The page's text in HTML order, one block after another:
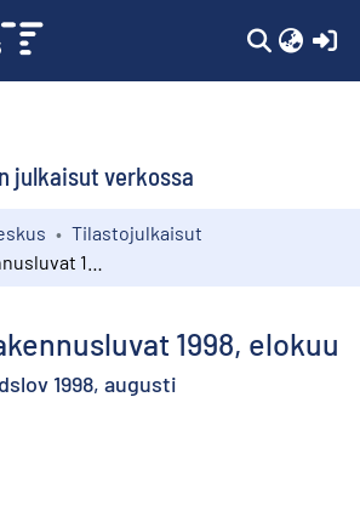
julkaisut verkossa
Tilastojulkaisut
1998, elokuu
1998, augusti